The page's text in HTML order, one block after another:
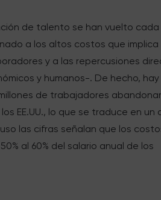
de talento se han vuelto cada
a los altos costos que implica
y a las repercusiones
y humanos-. De hecho, hay
de trabajadores
EE.UU., lo que se traduce en un
las cifras señalan que los
al 60% del salario anual de los